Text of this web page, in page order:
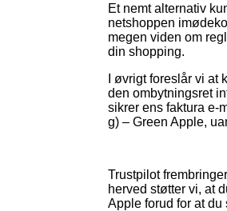
Et nemt alternativ
netshoppen
megen viden om
din shopping.
I øvrigt foreslår vi
den ombytningsret
sikrer ens faktura e-
g) – Green Apple,
Trustpilot
herved støtter vi, at
Apple forud for at du